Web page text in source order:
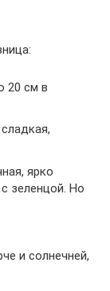
20 см в
ярко
зеленцой. Но
и солнечней,